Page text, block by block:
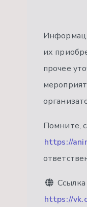
их
прочее
Помните,
https://
https://